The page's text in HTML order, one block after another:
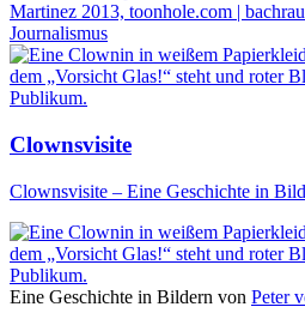
Clownsvisite
Clownsvisite – Eine Geschichte in
Eine Geschichte in Bildern von Peter